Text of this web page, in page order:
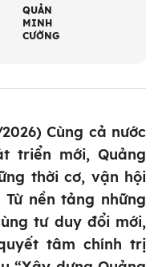
QUẢN
MINH
CƯỜNG
Cùng cả nước
triển mới, Quảng
thời cơ, vận hội
nền tảng những
tư duy đổi mới,
tâm chính trị